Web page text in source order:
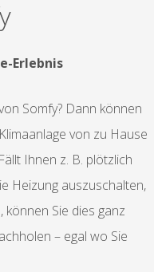
Erlebnis
Somfy? Dann können
von zu Hause
Ihnen z. B. plötzlich
Heizung auszuschalten,
können Sie dies ganz
– egal wo Sie